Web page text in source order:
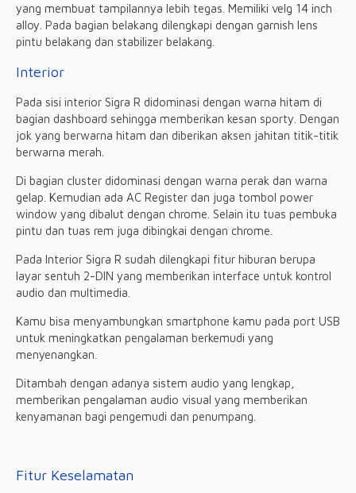
yang membuat tampilannya lebih tegas. Memiliki velg 14 inch
alloy. Pada bagian belakang dilengkapi dengan garnish lens
pintu belakang dan stabilizer belakang.
Interior
Pada sisi interior Sigra R didominasi dengan warna hitam di
bagian dashboard sehingga memberikan kesan sporty. Dengan
jok yang berwarna hitam dan diberikan aksen jahitan titik-titik
berwarna merah.
Di bagian cluster didominasi dengan warna perak dan warna
gelap. Kemudian ada AC Register dan juga tombol power
window yang dibalut dengan chrome. Selain itu tuas pembuka
pintu dan tuas rem juga dibingkai dengan chrome.
Pada Interior Sigra R sudah dilengkapi fitur hiburan berupa
layar sentuh 2-DIN yang memberikan interface untuk kontrol
audio dan multimedia.
Kamu bisa menyambungkan smartphone kamu pada port USB
untuk meningkatkan pengalaman berkemudi yang
menyenangkan.
Ditambah dengan adanya sistem audio yang lengkap,
memberikan pengalaman audio visual yang memberikan
kenyamanan bagi pengemudi dan penumpang.
Fitur Keselamatan